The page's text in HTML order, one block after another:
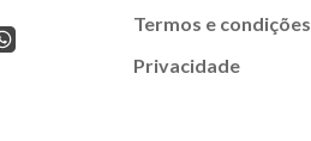
Termos e condições
Privacidade